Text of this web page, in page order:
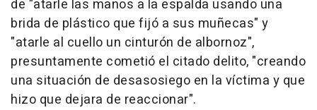
de "atarle las manos a la espalda usando una
brida de plástico que fijó a sus muñecas" y
"atarle al cuello un cinturón de albornoz",
presuntamente cometió el citado delito, "creando
una situación de desasosiego en la víctima y que
hizo que dejara de reaccionar".